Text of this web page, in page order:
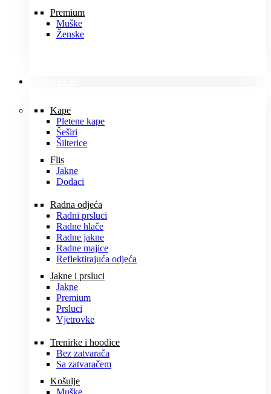
Premium
Muške
Ženske
Kape
Pletene kape
Šeširi
Šilterice
Flis
Jakne
Dodaci
Radna odjeća
Radni prsluci
Radne hlače
Radne jakne
Radne majice
Reflektirajuća odjeća
Jakne i prsluci
Jakne
Premium
Prsluci
Vjetrovke
Trenirke i hoodice
Bez zatvarača
Sa zatvaračem
Košulje
Muške